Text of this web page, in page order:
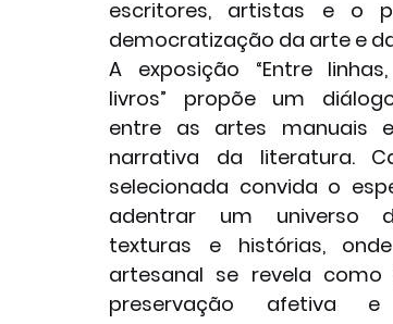
escritores, artistas e o
democratização da arte e
A exposição “Entre
livros” propõe um
entre as artes manuais
narrativa da literatura.
selecionada convida o
adentrar um universo
texturas e histórias,
artesanal se revela
preservação afetiva e